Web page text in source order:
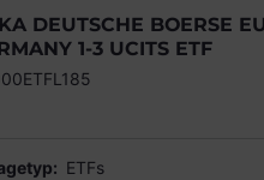
DEUTSCHE BOERSE
1-3 UCITS ETF
ETFs